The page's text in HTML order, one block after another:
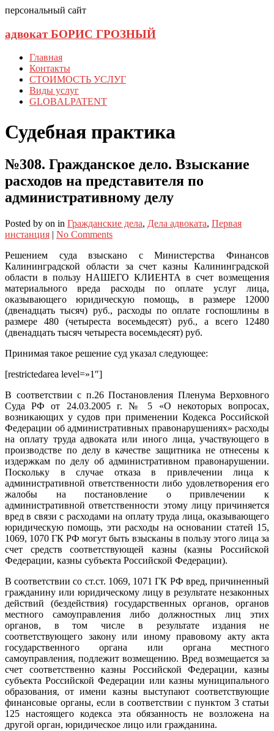
персональный сайт
адвокат БОРИС ГРОЗНЫЙ
Главная
Контакты
СТОИМОСТЬ УСЛУГ
Виды услуг
GLOBALPATENT
Судебная практика
№308. Гражданское дело. Взыскание
расходов на представителя по
административному делу
Posted by on in Гражданские дела, Дела адвоката, Первая
инстанция | No Comments
Решением суда взыскано с Министерства Финансов
Калининградской области за счет казны Калининградской
области в пользу НАШЕГО КЛИЕНТА в счет возмещения
материального вреда расходы по оплате услуг лица,
оказывающего юридическую помощь, в размере 12000
(двенадцать тысяч) руб., расходы по оплате госпошлины в
размере 480 (четыреста восемьдесят) руб., а всего 12480
(двенадцать тысяч четыреста восемьдесят) руб.
Принимая такое решение суд указал следующее:
[restrictedarea level=»1″]
В соответствии с п.26 Постановления Пленума Верховного
Суда РФ от 24.03.2005 г. № 5 «О некоторых вопросах,
возникающих у судов при применении Кодекса Российской
Федерации об административных правонарушениях» расходы
на оплату труда адвоката или иного лица, участвующего в
производстве по делу в качестве защитника не отнесены к
издержкам по делу об административном правонарушении.
Поскольку в случае отказа в привлечении лица к
административной ответственности либо удовлетворения его
жалобы на постановление о привлечении к
административной ответственности этому лицу причиняется
вред в связи с расходами на оплату труда лица, оказывающего
юридическую помощь, эти расходы на основании статей 15,
1069, 1070 ГК РФ могут быть взысканы в пользу этого лица за
счет средств соответствующей казны (казны Российской
Федерации, казны субъекта Российской Федерации).
В соответствии со ст.ст. 1069, 1071 ГК РФ вред, причиненный
гражданину или юридическому лицу в результате незаконных
действий (бездействия) государственных органов, органов
местного самоуправления либо должностных лиц этих
органов, в том числе в результате издания не
соответствующего закону или иному правовому акту акта
государственного органа или органа местного
самоуправления, подлежит возмещению. Вред возмещается за
счет соответственно казны Российской Федерации, казны
субъекта Российской Федерации или казны муниципального
образования, от имени казны выступают соответствующие
финансовые органы, если в соответствии с пунктом 3 статьи
125 настоящего кодекса эта обязанность не возложена на
другой орган, юридическое лицо или гражданина.